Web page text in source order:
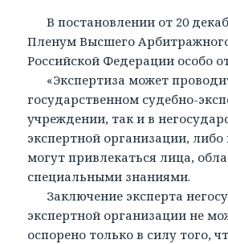
В постановлении от 20
Пленум Высшего
Российской Федерации особо
«Экспертиза может
государственном судебно-
учреждении, так и в
экспертной организации, либо
могут привлекаться лица,
специальными знаниями.
Заключение эксперта
экспертной организации не
оспорено только в силу того,